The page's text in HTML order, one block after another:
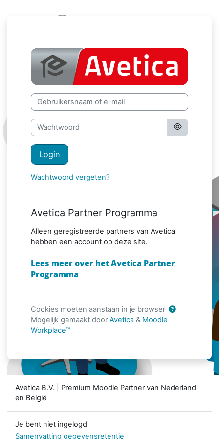
Avetica
Gebruikersnaam of e-mail
Wachtwoord
Login
Wachtwoord vergeten?
Avetica Partner Programma
Alleen geregistreerde partners van Avetica
hebben een account op deze site.
Lees meer over het Avetica Partner
Programma
Cookies moeten aanstaan in je browser
Mogelijk gemaakt door Avetica & Moodle
Workplace™
Avetica B.V. | Premium Moodle Partner van Nederland
en België
Je bent niet ingelogd
Samenvatting gegevensretentie